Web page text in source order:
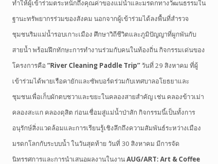
ทำให้ผู้เข้าร่วมตระหนักถึงคุณค่าของแม่น้ำและมรดกทางวัฒนธรรมใน
ฐานะทรัพยากรร่วมของสังคม นอกจากผู้เข้าร่วมได้ลงพื้นที่สำรวจ
ชุมชนริมแม่น้ำรอบเกาะเมือง ศึกษาวิถีชีวิตและภูมิปัญญาที่ผูกพันกับ
สายน้ำ พร้อมฝึกทักษะการทำงานร่วมกับคนในท้องถิ่น กิจกรรมเด่นของ
โครงการคือ“River Cleaning Paddle Trip” วันที่ 29 สิงหาคม ที่ผู้
เข้าร่วมได้พายเรือคายักและซัพบอร์ดร่วมกับเทศบาลอโยธยาและ
ชุมชนเพื่อเก็บผักตบชวาและขยะในคลองสายสำคัญ เช่น คลองข้าวเม่า
คลองสะแก คลองดุสิต ก่อนเชื่อมสู่แม่น้ำป่าสัก กิจกรรมนี้เป็นทั้งการ
อนุรักษ์สิ่งแวดล้อมและการเรียนรู้เชิงลึกถึงความสัมพันธ์ระหว่างเมือง
มรดกโลกกับระบบน้ำ ในวันสุดท้าย วันที่ 30 สิงหาคม มีการจัด
นิทรรศการและการนำเสนอผลงานในงานAUG/ART: Art & Coffee